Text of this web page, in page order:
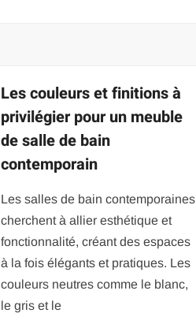
Les couleurs et finitions à
privilégier pour un meuble
de salle de bain
contemporain
Les salles de bain contemporaines
cherchent à allier esthétique et
fonctionnalité, créant des espaces
à la fois élégants et pratiques. Les
couleurs neutres comme le blanc,
le gris et le